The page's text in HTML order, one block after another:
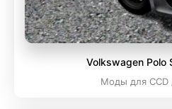
Volkswagen Polo
Моды для